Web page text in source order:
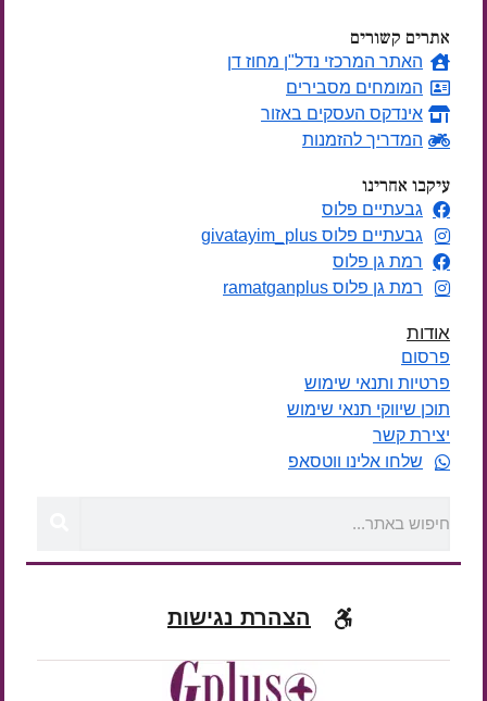
אתרים קשורים
האתר המרכזי נדל"ן מחוז דן
המומחים מסבירים
אינדקס העסקים באזור
המדריך להזמנות
עיקבו אחרינו
גבעתיים פלוס
גבעתיים פלוס givatayim_plus
רמת גן פלוס
רמת גן פלוס ramatganplus
אודות
פרסום
פרטיות ותנאי שימוש
תוכן שיווקי תנאי שימוש
יצירת קשר
שלחו אלינו ווטסאפ
הצהרת נגישות